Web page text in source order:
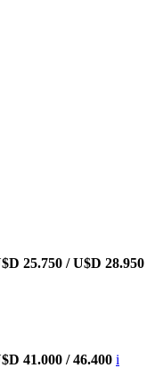
25.750 / U$D 28.950
41.000 / 46.400 i